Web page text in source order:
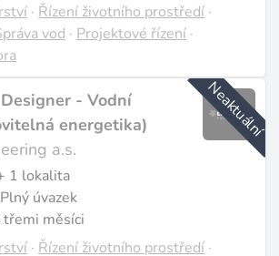
· Řízení životního prostředí ·
vod · Projektové řízení ·
Neaktuální
- Vodní
energetika)
a.s.
1 lokalita
Plný úvazek
třemi měsíci
· Řízení životního prostředí ·